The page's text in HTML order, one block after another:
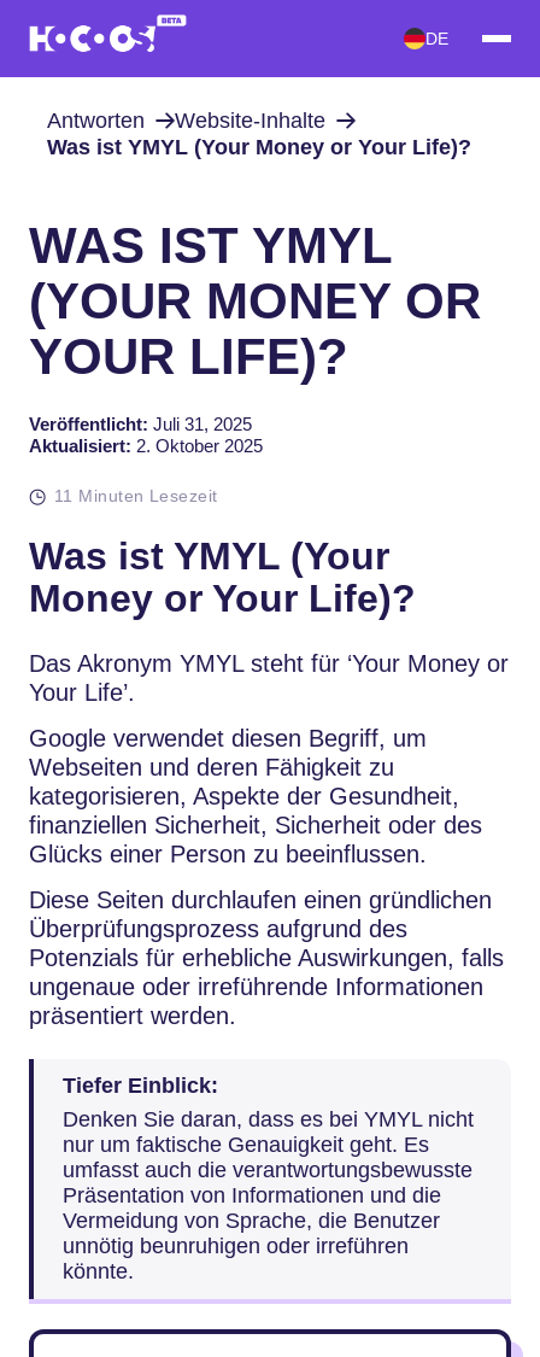
DE
Antworten
Website-Inhalte
Was ist YMYL (Your Money or Your Life)?
WAS IST YMYL
(YOUR MONEY OR
YOUR LIFE)?
Veröffentlicht: Juli 31, 2025
Aktualisiert: 2. Oktober 2025
11 Minuten Lesezeit
Was ist YMYL (Your
Money or Your Life)?
Das Akronym YMYL steht für ‘Your Money or
Your Life’.
Google verwendet diesen Begriff, um
Webseiten und deren Fähigkeit zu
kategorisieren, Aspekte der Gesundheit,
finanziellen Sicherheit, Sicherheit oder des
Glücks einer Person zu beeinflussen.
Diese Seiten durchlaufen einen gründlichen
Überprüfungsprozess aufgrund des
Potenzials für erhebliche Auswirkungen, falls
ungenaue oder irreführende Informationen
präsentiert werden.
Tiefer Einblick:
Denken Sie daran, dass es bei YMYL nicht
nur um faktische Genauigkeit geht. Es
umfasst auch die verantwortungsbewusste
Präsentation von Informationen und die
Vermeidung von Sprache, die Benutzer
unnötig beunruhigen oder irreführen
könnte.